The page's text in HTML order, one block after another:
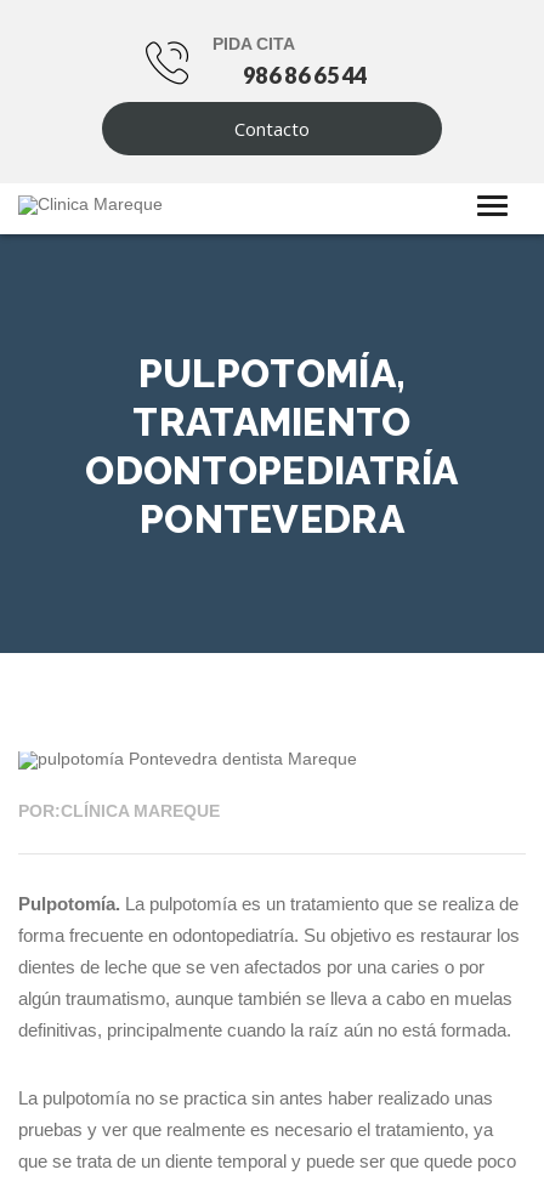
PIDA CITA
986 86 65 44
Contacto
PULPOTOMÍA,
TRATAMIENTO
ODONTOPEDIATRÍA
PONTEVEDRA
POR:CLÍNICA MAREQUE
Pulpotomía. La pulpotomía es un tratamiento que se realiza de
forma frecuente en odontopediatría. Su objetivo es restaurar los
dientes de leche que se ven afectados por una caries o por
algún traumatismo, aunque también se lleva a cabo en muelas
definitivas, principalmente cuando la raíz aún no está formada.
La pulpotomía no se practica sin antes haber realizado unas
pruebas y ver que realmente es necesario el tratamiento, ya
que se trata de un diente temporal y puede ser que quede poco